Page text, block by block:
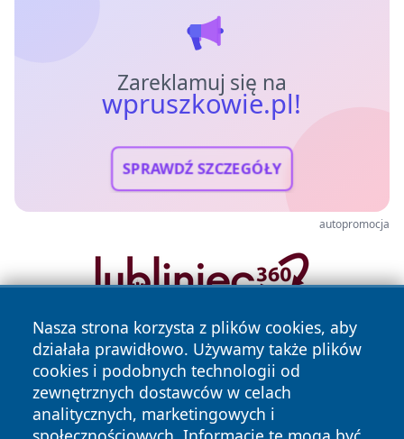
Zareklamuj się na
wpruszkowie.pl!
SPRAWDŹ SZCZEGÓŁY
autopromocja
Nasza strona korzysta z plików cookies, aby
działała prawidłowo. Używamy także plików
cookies i podobnych technologii od
zewnętrznych dostawców w celach
analitycznych, marketingowych i